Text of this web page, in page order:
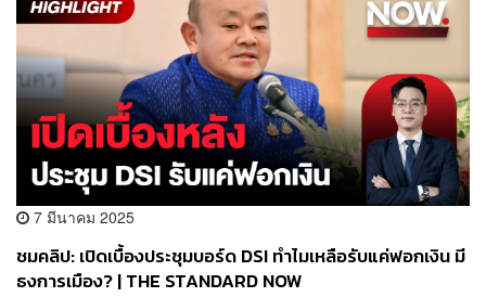
7 มีนาคม 2025
ชมคลิป: เปิดเบื้องประชุมบอร์ด DSI ทำไมเหลือรับแค่ฟอกเงิน มี
ธงการเมือง? | THE STANDARD NOW